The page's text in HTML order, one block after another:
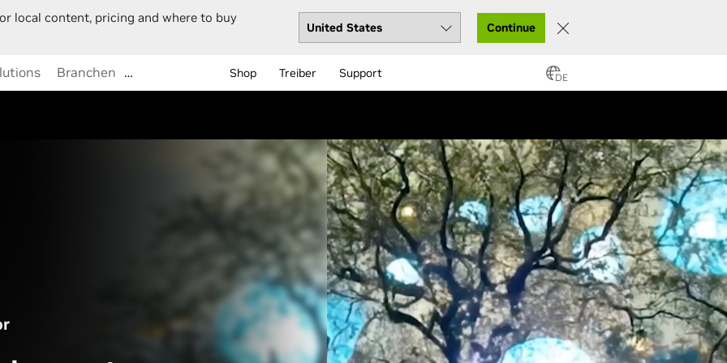
local content, pricing and where to buy
Continue
Branchen … Shop Treiber Support DE